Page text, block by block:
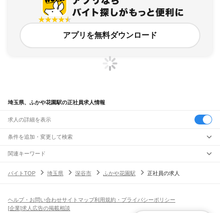
アプリを無料ダウンロード
埼玉県、ふかや花園駅の正社員求人情報
求人の詳細を表示
条件を追加・変更して検索
市区町村を追加・変更
埼玉県すべて
川越市熊谷市川口市行田市秩父市所沢市飯能市加須市本庄市東松山市
春日部市狭山市羽生市 草加市越谷市蕨市戸田市入間市
駅を追加・変更
東所沢駅新座駅 北朝霞駅 西浦和駅武蔵浦和駅 南浦和駅 東浦和駅
越谷レイクタウン駅吉川駅吉川美南駅新三郷駅三郷駅
飲食・フードサービス
飲食・フードサービス
特徴を追加・変更
関連キーワード
バイトTOP
埼玉県 深谷市 ふかや花園駅 正社員の求人
ヘルプ・お問い合わせサイトマップ利用規約・プライバシーポリシー
[企業]求人広告の掲載相談